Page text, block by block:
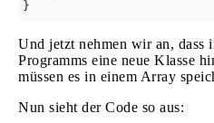
Und jetzt nehmen wir an, dass
Programms eine neue Klasse
müssen es in einem Array
Nun sieht der Code so aus: